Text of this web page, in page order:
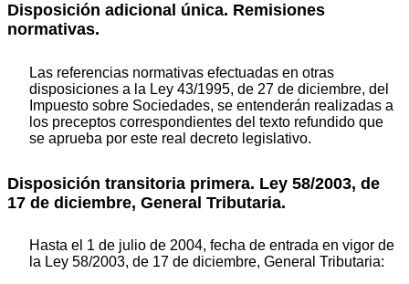
Disposición adicional única. Remisiones
normativas.
Las referencias normativas efectuadas en otras
disposiciones a la Ley 43/1995, de 27 de diciembre, del
Impuesto sobre Sociedades, se entenderán realizadas a
los preceptos correspondientes del texto refundido que
se aprueba por este real decreto legislativo.
Disposición transitoria primera. Ley 58/2003, de
17 de diciembre, General Tributaria.
Hasta el 1 de julio de 2004, fecha de entrada en vigor de
la Ley 58/2003, de 17 de diciembre, General Tributaria: